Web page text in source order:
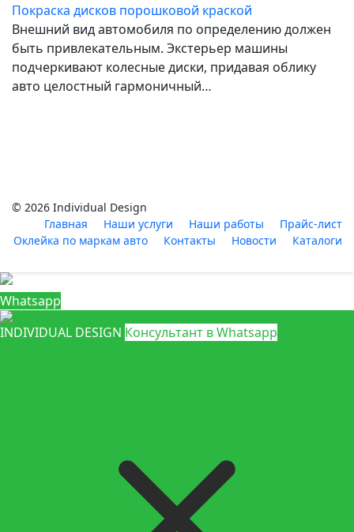
Покраска дисков порошковой краской
Внешний вид автомобиля по определению должен
быть привлекательным. Экстерьер машины
подчеркивают колесные диски, придавая облику
авто целостный гармоничный…
© 2026 Individual Design
Главная
Наши услуги Наши работы
Прайс-лист
Оклейка по маркам авто
Контакты Новости Каталоги
Whatsapp
INDIVIDUAL DESIGN Консультант в Whatsapp